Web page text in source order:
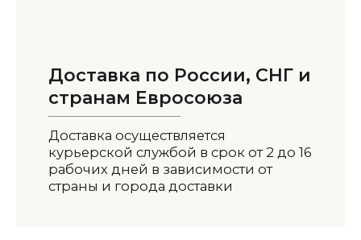
Доставка по России, СНГ и
странам Евросоюза
Доставка осуществляется
курьерской службой в срок от 2 до 16
рабочих дней в зависимости от
страны и города доставки